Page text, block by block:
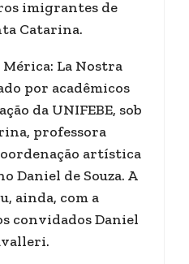
imigrantes de
Catarina.
La Nostra
por acadêmicos
da UNIFEBE, sob
professora
artística
Daniel de Souza. A
ainda, com a
convidados Daniel